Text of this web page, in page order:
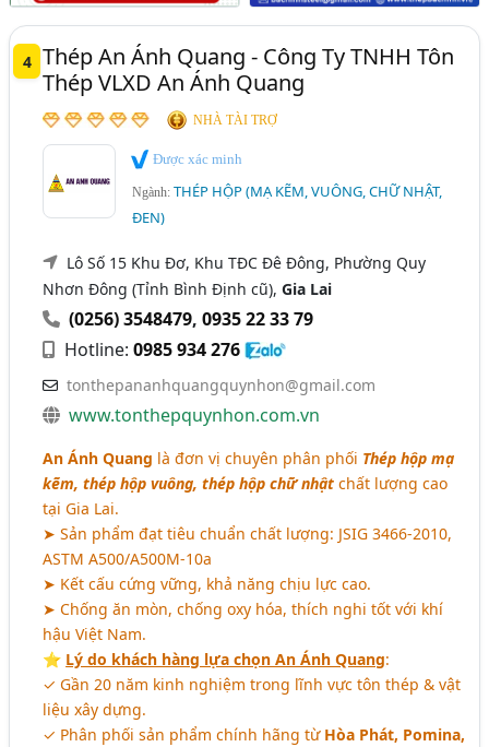
4 Thép An Ánh Quang - Công Ty TNHH Tôn
Thép VLXD An Ánh Quang
NHÀ TÀI TRỢ
Được xác minh
Ngành:THÉP HỘP (MẠ KẼM, VUÔNG, CHỮ NHẬT,
ĐEN)
Lô Số 15 Khu Đơ, Khu TĐC Đê Đông, Phường Quy
Nhơn Đông (Tỉnh Bình Định cũ),Gia Lai
(0256) 3548479,0935 22 33 79
Hotline:0985 934 276
tonthepananhquangquynhon@gmail.com
www.tonthepquynhon.com.vn
An Ánh Quang là đơn vị chuyên phân phối Thép hộp mạ
kẽm, thép hộp vuông, thép hộp chữ nhật chất lượng cao
tại Gia Lai.
➤ Sản phẩm đạt tiêu chuẩn chất lượng: JSIG 3466-2010,
ASTM A500/A500M-10a
➤ Kết cấu cứng vững, khả năng chịu lực cao.
➤ Chống ăn mòn, chống oxy hóa, thích nghi tốt với khí
hậu Việt Nam.
⭐ Lý do khách hàng lựa chọn An Ánh Quang:
✓ Gần 20 năm kinh nghiệm trong lĩnh vực tôn thép & vật
liệu xây dựng.
✓ Phân phối sản phẩm chính hãng từ Hòa Phát, Pomina,